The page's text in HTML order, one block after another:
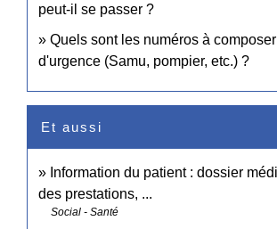
peut-il se passer ?
Quels sont les numéros à
d'urgence (Samu, pompier, etc.) ?
Et aussi
Information du patient : dossier
des prestations, ...
Social - Santé